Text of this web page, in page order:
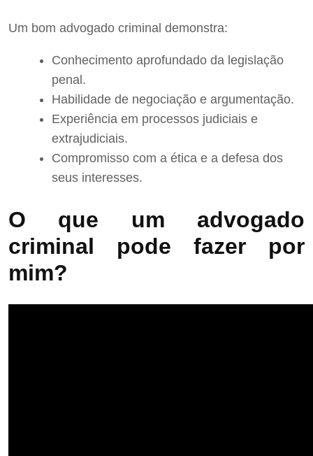
Um bom advogado criminal demonstra:
Conhecimento aprofundado da legislação
penal.
Habilidade de negociação e argumentação.
Experiência em processos judiciais e
extrajudiciais.
Compromisso com a ética e a defesa dos
seus interesses.
O que um advogado
criminal pode fazer por
mim?